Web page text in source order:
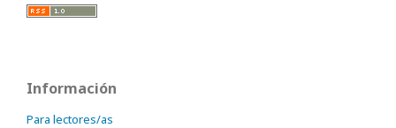
Información
Para lectores/as